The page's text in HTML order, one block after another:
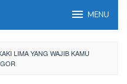
MENU
LIMA YANG WAJIB KAMU